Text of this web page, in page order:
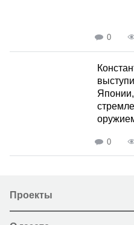
0
0
Проекты